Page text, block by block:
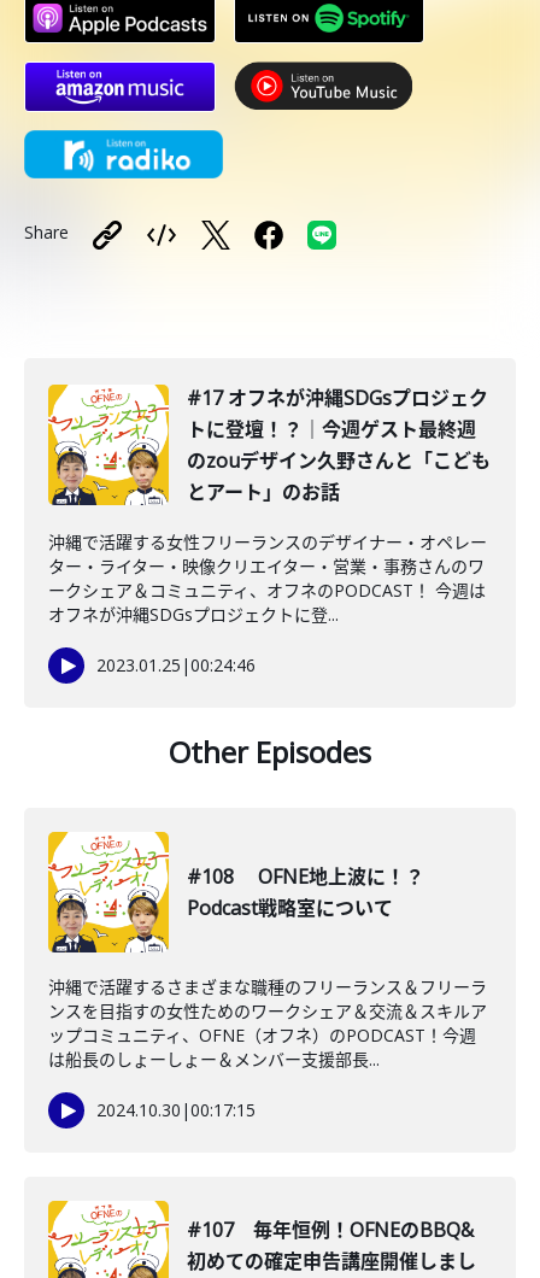
Share
#17 オフネが沖縄SDGsプロジェク
トに登壇！？｜今週ゲスト最終週
のzouデザイン久野さんと「こども
とアート」のお話
沖縄で活躍する女性フリーランスのデザイナー・オペレー
ター・ライター・映像クリエイター・営業・事務さんのワ
ークシェア＆コミュニティ、オフネのPODCAST！ 今週は
オフネが沖縄SDGsプロジェクトに登...
2023.01.25 |00:24:46
Other Episodes
#108 OFNE地上波に！？
Podcast戦略室について
沖縄で活躍するさまざまな職種のフリーランス＆フリーラ
ンスを目指すの女性ためのワークシェア＆交流＆スキルア
ップコミュニティ、OFNE（オフネ）のPODCAST！今週
は船長のしょーしょー＆メンバー支援部長...
2024.10.30 |00:17:15
#107 毎年恒例！OFNEのBBQ&
初めての確定申告講座開催しまし